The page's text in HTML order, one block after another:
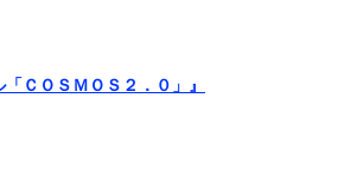
ＣＯＳＭＯＳ２．０」』